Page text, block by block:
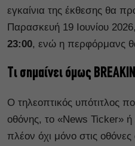
εγκαίνια της έκθεσης θα
Παρασκευή 19 Ιουνίου
23:00, ενώ η περφόρμανς
Τι σημαίνει όμως
Ο τηλεοπτικός υπότιτλος
οθόνης, το «News Ticker» ή
πλέον όχι μόνο στις